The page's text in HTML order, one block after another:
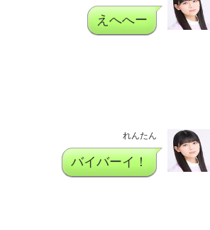
えへへー
れんたん
バイバーイ！